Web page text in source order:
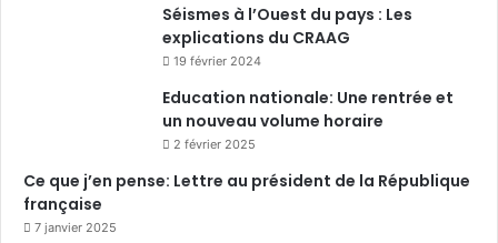
Séismes à l’Ouest du pays : Les
explications du CRAAG
19 février 2024
Education nationale: Une rentrée et
un nouveau volume horaire
2 février 2025
Ce que j’en pense: Lettre au président de la République
française
7 janvier 2025